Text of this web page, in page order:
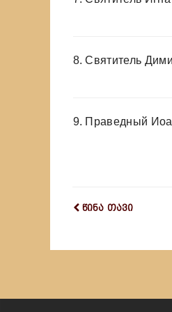
8.Святитель
9. Праведный
წინა თავი